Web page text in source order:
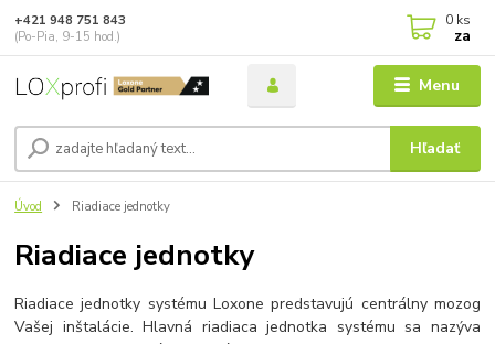
Menu
Hľadať
+421 948 751 843
(Po-Pia, 9-15 hod.)
0 ks
za
Úvod Riadiace jednotky
Riadiace jednotky
Riadiace jednotky systému Loxone predstavujú centrálny mozog
Vašej inštalácie. Hlavná riadiaca jednotka systému sa nazýva